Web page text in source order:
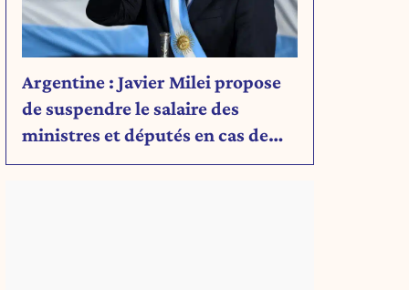
Argentine : Javier Milei propose
de suspendre le salaire des
ministres et députés en cas de
déficit budgétaire